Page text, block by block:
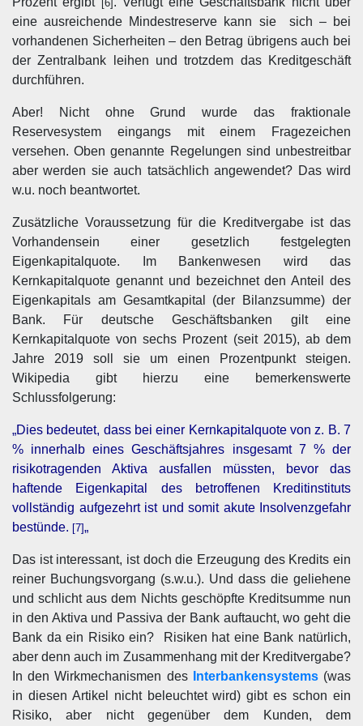
[6]
eine ausreichende Mindestreserve kann sie sich – bei
vorhandenen Sicherheiten – den Betrag übrigens auch bei
der Zentralbank leihen und trotzdem das Kreditgeschäft
durchführen.
Aber! Nicht ohne Grund wurde das fraktionale
Reservesystem eingangs mit einem Fragezeichen
versehen. Oben genannte Regelungen sind unbestreitbar
aber werden sie auch tatsächlich angewendet? Das wird
w.u. noch beantwortet.
Zusätzliche Voraussetzung für die Kreditvergabe ist das
Vorhandensein einer gesetzlich festgelegten
Eigenkapitalquote. Im Bankenwesen wird das
Kernkapitalquote genannt und bezeichnet den Anteil des
Eigenkapitals am Gesamtkapital (der Bilanzsumme) der
Bank. Für deutsche Geschäftsbanken gilt eine
Kernkapitalquote von sechs Prozent (seit 2015), ab dem
Jahre 2019 soll sie um einen Prozentpunkt steigen.
Wikipedia gibt hierzu eine bemerkenswerte
Schlussfolgerung:
„Dies bedeutet, dass bei einer Kernkapitalquote von z. B. 7
% innerhalb eines Geschäftsjahres insgesamt 7 % der
risikotragenden Aktiva ausfallen müssten, bevor das
haftende Eigenkapital des betroffenen Kreditinstituts
vollständig aufgezehrt ist und somit akute Insolvenzgefahr
bestünde. [7]„
Das ist interessant, ist doch die Erzeugung des Kredits ein
reiner Buchungsvorgang (s.w.u.). Und dass die geliehene
und schlicht aus dem Nichts geschöpfte Kreditsumme nun
in den Aktiva und Passiva der Bank auftaucht, wo geht die
Bank da ein Risiko ein? Risiken hat eine Bank natürlich,
aber denn auch im Zusammenhang mit der Kreditvergabe?
In den Wirkmechanismen des
Interbankensystems(was
in diesen Artikel nicht beleuchtet wird) gibt es schon ein
Risiko, aber nicht gegenüber dem Kunden, dem